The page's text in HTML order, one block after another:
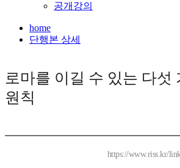
공개강의
home
단행본 상세
로마를 이길 수 있는 다섯
원칙
https://www.riss.kr/